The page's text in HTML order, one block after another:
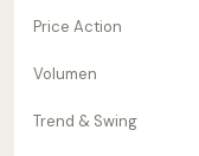
Price Action
Volumen
Trend & Swing